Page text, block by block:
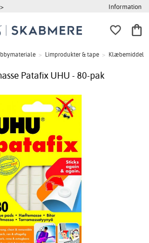
Information
> Limprodukter & tape > Klæbemiddel
Patafix UHU - 80-pak